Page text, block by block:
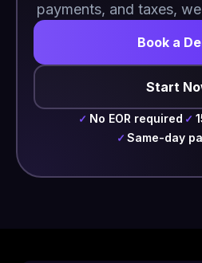
payments, and taxes,
Book a
Start
✓ No EOR required ✓
✓ Same-day